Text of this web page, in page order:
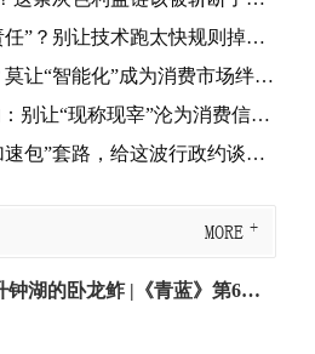
别让技术跑太快规则掉了队|X辣评
让“智能化”成为消费市场绊脚石
让“现称现宰”沦为消费信任陷阱
”套路，给这波行政约谈点赞
MORE
升钟湖的卧龙鲊 |《青蓝》第64期